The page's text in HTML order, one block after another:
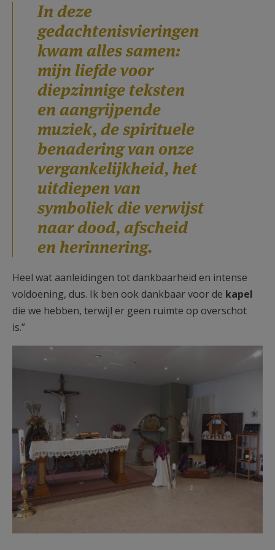
In deze
gedachtenisvieringen
kwam alles samen:
mijn liefde voor
diepzinnige teksten
en aangrijpende
muziek, de spirituele
benadering van onze
vergankelijkheid, het
uitdiepen van
symboliek die verwijst
naar dood, afscheid
en herinnering.
Heel wat aanleidingen tot dankbaarheid en intense
voldoening, dus. Ik ben ook dankbaar voor de kapel
die we hebben, terwijl er geen ruimte op overschot
is.”
20260428_161458 kapel.jpg